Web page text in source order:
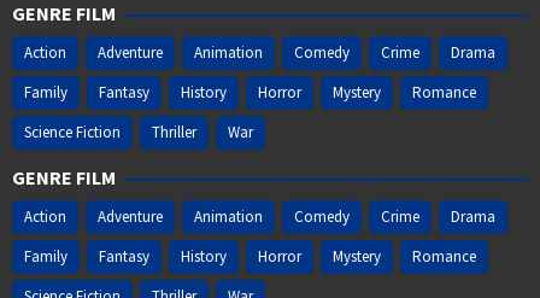
GENRE FILM
Action Adventure Animation Comedy Crime
Drama
Family
Fantasy History Horror Mystery
Romance
Science Fiction
Thriller War
GENRE FILM
Action Adventure Animation Comedy Crime
Drama
Family
Fantasy History Horror Mystery
Romance